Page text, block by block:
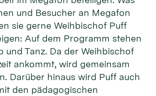
und Besucher an Megafon
sie gerne Weihbischof Puff
Auf dem Programm stehen
und Tanz. Da der Weihbischof
ankommt, wird gemeinsam
Darüber hinaus wird Puff auch
den pädagogischen